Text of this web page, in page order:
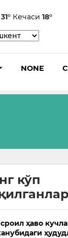
31° Кечаси 18°
NONE
кўп
ҳаво